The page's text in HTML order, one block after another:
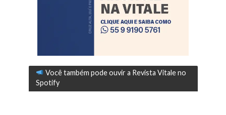
Você também pode ouvir a Revista Vitale no
Spotify